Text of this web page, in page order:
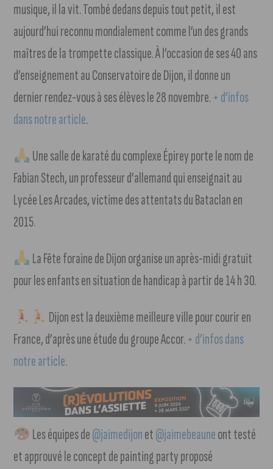
musique, il la vit. Tombé dedans depuis tout petit, il est
aujourd’hui reconnu mondialement comme l’un des grands
maîtres de la trompette classique. À l’occasion de ses 40 ans
d’enseignement au Conservatoire de Dijon, il donne un
dernier rendez-vous à ses élèves le 28 novembre.+ d’infos
dans notre article.
Une salle de karaté du complexe Épirey porte le nom de
Fabian Stech, un professeur d’allemand qui enseignait au
Lycée Les Arcades, victime des attentats du Bataclan en
2015.
La Fête foraine de Dijon organise un après-midi gratuit
pour les enfants en situation de handicap à partir de 14 h 30.
Dijon est la deuxième meilleure ville pour courir en
France, d’après une étude du groupe Accor.+ d’infos dans
notre article.
Les équipes de@jaimedijonet@jaimebeauneont testé
et approuvé le concept de painting party proposé